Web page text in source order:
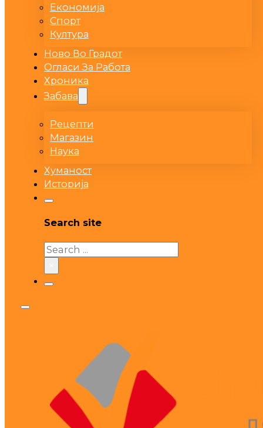
Економија
Спорт
Култура
Ново Во Градот
Огласи За Работа
Хроника
Забава
Рецепти
Магазин
Наука
Хуманост
Историја
Search site
Search